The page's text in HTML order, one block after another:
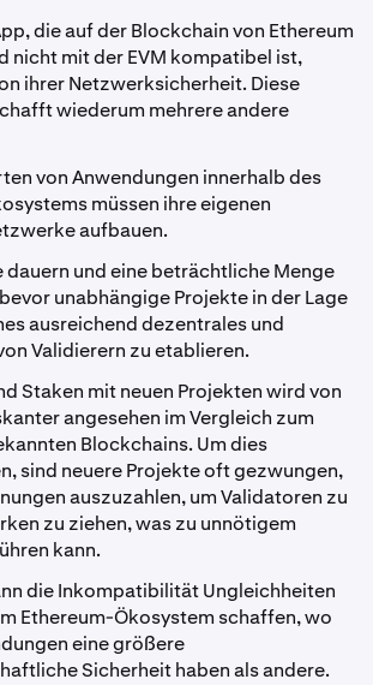
die auf der Blockchain von Ethereum
nicht mit der EVM kompatibel ist,
ihrer Netzwerksicherheit. Diese
wiederum mehrere andere
von Anwendungen innerhalb des
müssen ihre eigenen
aufbauen.
dauern und eine beträchtliche Menge
unabhängige Projekte in der Lage
ausreichend dezentrales und
Validierern zu etablieren.
Staken mit neuen Projekten wird von
angesehen im Vergleich zum
Blockchains. Um dies
sind neuere Projekte oft gezwungen,
auszuzahlen, um Validatoren zu
zu ziehen, was zu unnötigem
kann.
die Inkompatibilität Ungleichheiten
Ethereum-Ökosystem schaffen, wo
eine größere
Sicherheit haben als andere.